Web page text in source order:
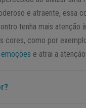
e atraente, essa
tenha mais atenção
como por
emoções e atrai a